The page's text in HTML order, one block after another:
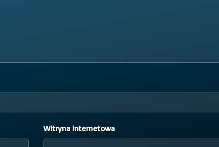
Witryna internetowa